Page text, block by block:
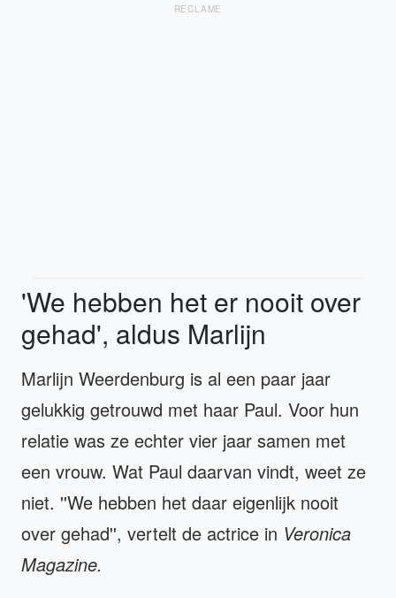
RECLAME
'We hebben het er nooit over
gehad', aldus Marlijn
Marlijn Weerdenburg is al een paar jaar
gelukkig getrouwd met haar Paul. Voor hun
relatie was ze echter vier jaar samen met
een vrouw. Wat Paul daarvan vindt, weet ze
niet. ''We hebben het daar eigenlijk nooit
over gehad'', vertelt de actrice in Veronica
Magazine.